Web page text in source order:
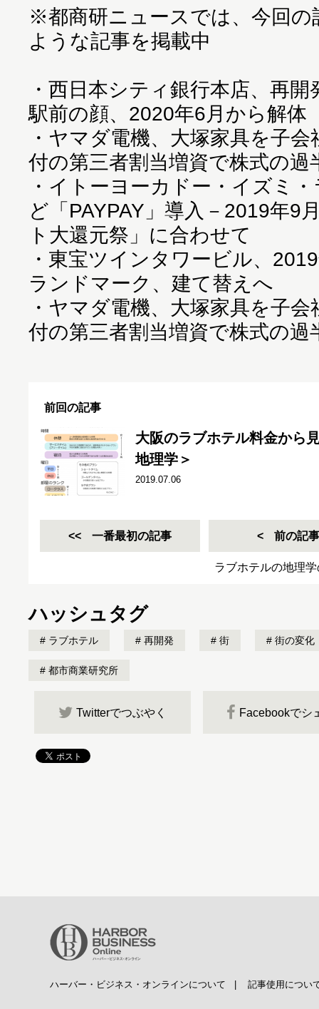
※都商研ニュースでは、今回の
ような記事を掲載中
・ 西日本シティ銀行本店、再開
駅前の顔、2020年6月から解体
・ ヤマダ電機、大塚家具を子
付の第三者割当増資で株式の過
・ イトーヨーカドー・イズミ
ど「PAYPAY」導入－2019年9
ト大還元祭」に合わせて
・ 東宝ツインタワービル、
ランドマーク、建て替えへ
・ ヤマダ電機、大塚家具を子
付の第三者割当増資で株式の過
前回の記事
大阪のラブホテル料金から
地理学＞
2019.07.06
一番最初の記事 前の記事
ラブホテルの地理
ハッシュタグ
ラブホテル 再開発 街 街の変化
都市商業研究所
Twitterでつぶやく Facebookでシ
ハーバー・ビジネス・オンラインについて 記事使用につい